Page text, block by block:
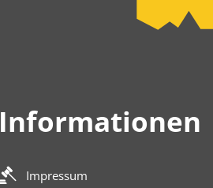
Informationen
Impressum